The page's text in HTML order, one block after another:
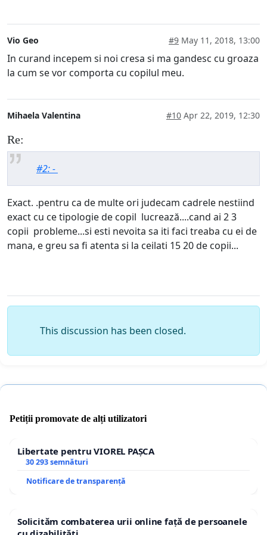
Vio Geo #9 May 11, 2018, 13:00
In curand incepem si noi cresa si ma gandesc cu groaza
la cum se vor comporta cu copilul meu.
Mihaela Valentina #10 Apr 22, 2019, 12:30
Re:
#2: -
Exact. .pentru ca de multe ori judecam cadrele nestiind
exact cu ce tipologie de copil lucrează....cand ai 2 3
copii probleme...si esti nevoita sa iti faci treaba cu ei de
mana, e greu sa fi atenta si la ceilati 15 20 de copii...
This discussion has been closed.
Petiții promovate de alți utilizatori
Libertate pentru VIOREL PAȘCA
30 293 semnături
Notificare de transparență
Solicităm combaterea urii online față de persoanele